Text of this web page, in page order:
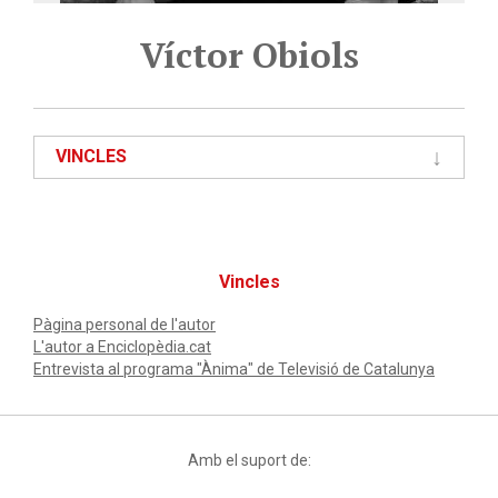
Víctor Obiols
VINCLES
Vincles
Pàgina personal de l'autor
L'autor a Enciclopèdia.cat
Entrevista al programa "Ànima" de Televisió de Catalunya
Amb el suport de: